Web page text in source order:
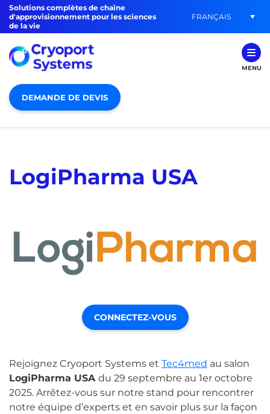
Solutions complètes de chaîne
d'approvisionnement pour les sciences
de la vie
FRANÇAIS
MENU
DEMANDE DE DEVIS
LogiPharma USA
CONNECTEZ-VOUS
Rejoignez Cryoport Systems et Tec4med au salon
LogiPharma USA du 29 septembre au 1er octobre
2025. Arrêtez-vous sur notre stand pour rencontrer
notre équipe d’experts et en savoir plus sur la façon